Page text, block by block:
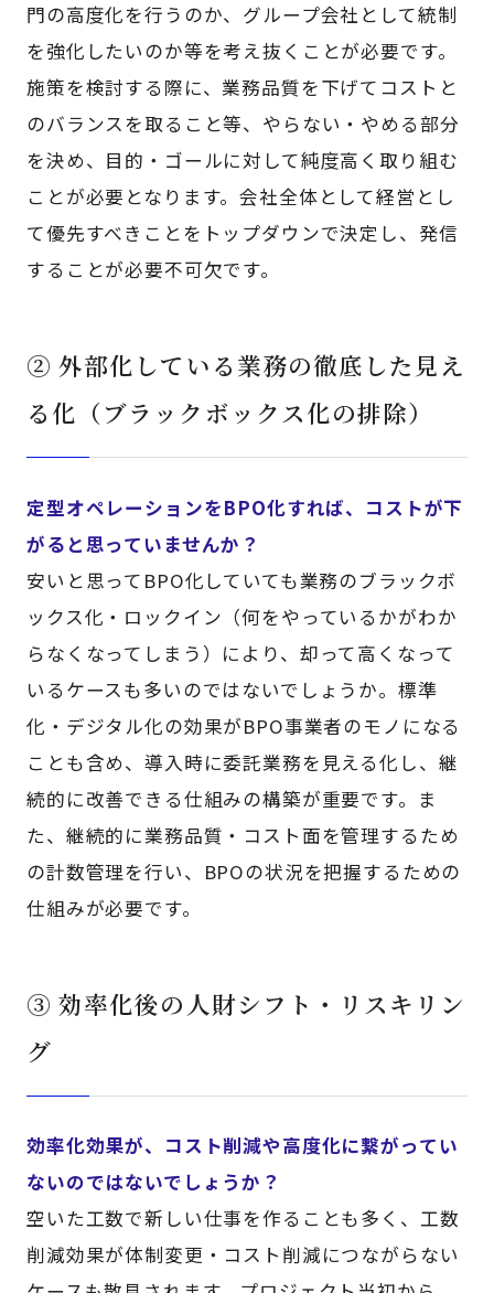
門の高度化を行うのか、グループ会社として統制
を強化したいのか等を考え抜くことが必要です。
施策を検討する際に、業務品質を下げてコストと
のバランスを取ること等、やらない・やめる部分
を決め、目的・ゴールに対して純度高く取り組む
ことが必要となります。会社全体として経営とし
て優先すべきことをトップダウンで決定し、発信
することが必要不可欠です。
② 外部化している業務の徹底した見え
る化（ブラックボックス化の排除）
定型オペレーションをBPO化すれば、コストが下
がると思っていませんか？
安いと思ってBPO化していても業務のブラックボ
ックス化・ロックイン（何をやっているかがわか
らなくなってしまう）により、却って高くなって
いるケースも多いのではないでしょうか。標準
化・デジタル化の効果がBPO事業者のモノになる
ことも含め、導入時に委託業務を見える化し、継
続的に改善できる仕組みの構築が重要です。ま
た、継続的に業務品質・コスト面を管理するため
の計数管理を行い、BPOの状況を把握するための
仕組みが必要です。
③ 効率化後の人財シフト・リスキリン
グ
効率化効果が、コスト削減や高度化に繋がってい
ないのではないでしょうか？
空いた工数で新しい仕事を作ることも多く、工数
削減効果が体制変更・コスト削減につながらない